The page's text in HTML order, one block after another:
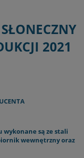
2021
są ze stali
wewnętrzny oraz